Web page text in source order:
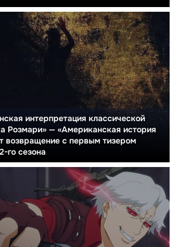
интерпретация классической
Розмари» — «Американская история
возвращение с первым тизером
го сезона